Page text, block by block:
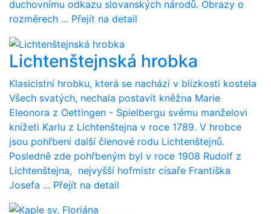
duchovnímu odkazu slovanských národů. Obrazy o
rozměrech ... Přejít na detail
Lichtenštejnská hrobka
Klasicistní hrobku, která se nachází v blízkosti kostela
Všech svatých, nechala postavit kněžna Marie
Eleonora z Oettingen - Spielbergu svému manželovi
knížeti Karlu z Lichtenštejna v roce 1789. V hrobce
jsou pohřbeni další členové rodu Lichtenštejnů.
Posledně zde pohřbeným byl v roce 1908 Rudolf z
Lichtenštejna, nejvyšší hofmistr císaře Františka
Josefa ... Přejít na detail